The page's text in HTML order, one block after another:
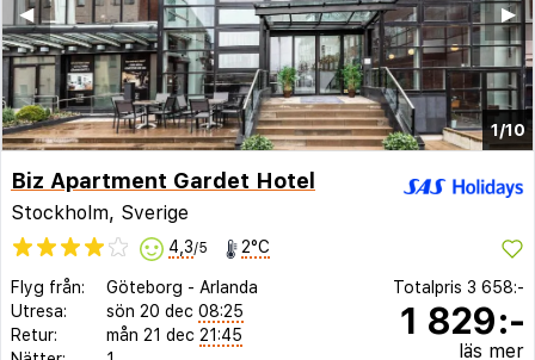
1/10
▶︎
◀︎
Biz Apartment Gardet Hotel
Stockholm, Sverige
4,3/5 2°C
Flyg från: Göteborg - Arlanda
Utresa:
sön 20 dec 08:25
Retur:
mån 21 dec 21:45
Totalpris 3 658:-
1 829:-
läs mer